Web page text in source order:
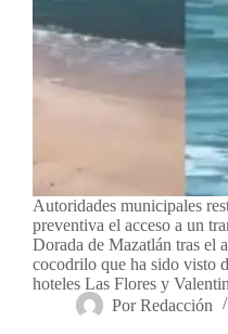
Autoridades municipales
preventiva el acceso a un
Dorada de Mazatlán tras el
cocodrilo que ha sido visto
hoteles Las Flores y
Por Redacción